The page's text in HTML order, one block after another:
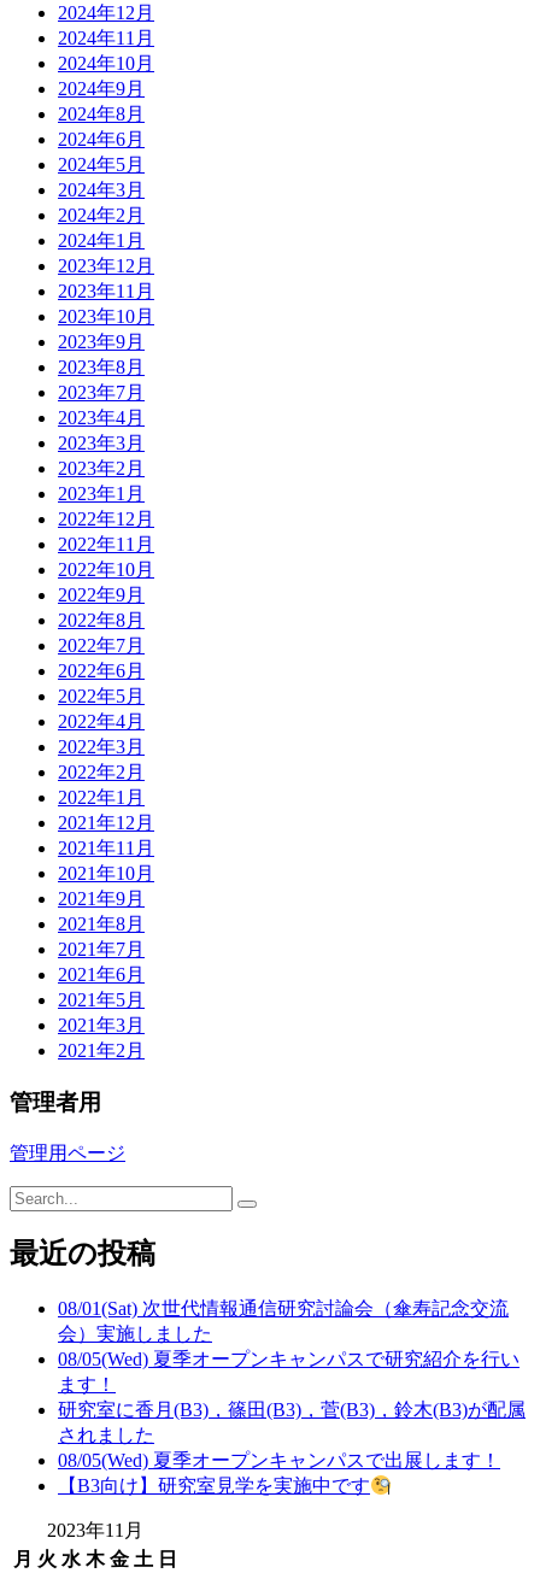
2024年12月
2024年11月
2024年10月
2024年9月
2024年8月
2024年6月
2024年5月
2024年3月
2024年2月
2024年1月
2023年12月
2023年11月
2023年10月
2023年9月
2023年8月
2023年7月
2023年4月
2023年3月
2023年2月
2023年1月
2022年12月
2022年11月
2022年10月
2022年9月
2022年8月
2022年7月
2022年6月
2022年5月
2022年4月
2022年3月
2022年2月
2022年1月
2021年12月
2021年11月
2021年10月
2021年9月
2021年8月
2021年7月
2021年6月
2021年5月
2021年3月
2021年2月
管理者用
管理用ページ
最近の投稿
08/01(Sat) 次世代情報通信研究討論会（傘寿記念交流
会）実施しました
08/05(Wed) 夏季オープンキャンパスで研究紹介を行い
ます！
研究室に香月(B3)，篠田(B3)，菅(B3)，鈴木(B3)が配属
されました
08/05(Wed) 夏季オープンキャンパスで出展します！
【B3向け】研究室見学を実施中です
2023年11月
月 火 水 木 金 土 日